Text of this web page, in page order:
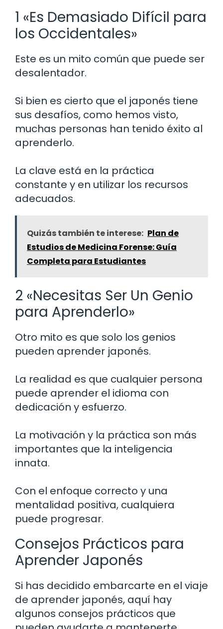
1 «Es Demasiado Difícil para
los Occidentales»
Este es un mito común que puede ser
desalentador.
Si bien es cierto que el japonés tiene
sus desafíos, como hemos visto,
muchas personas han tenido éxito al
aprenderlo.
La clave está en la práctica
constante y en utilizar los recursos
adecuados.
Quizás también te interese: Plan de
Estudios de Medicina Forense: Guía
Completa para Estudiantes
2 «Necesitas Ser Un Genio
para Aprenderlo»
Otro mito es que solo los genios
pueden aprender japonés.
La realidad es que cualquier persona
puede aprender el idioma con
dedicación y esfuerzo.
La motivación y la práctica son más
importantes que la inteligencia
innata.
Con el enfoque correcto y una
mentalidad positiva, cualquiera
puede progresar.
Consejos Prácticos para
Aprender Japonés
Si has decidido embarcarte en el viaje
de aprender japonés, aquí hay
algunos consejos prácticos que